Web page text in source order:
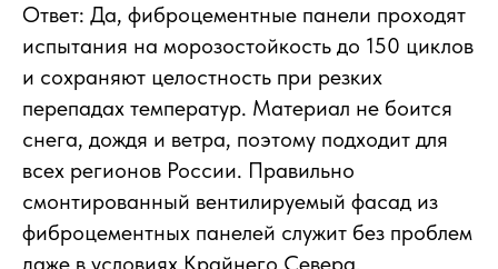
Ответ: Да, фиброцементные панели проходят
испытания на морозостойкость до 150 циклов
и сохраняют целостность при резких
перепадах температур. Материал не боится
снега, дождя и ветра, поэтому подходит для
всех регионов России. Правильно
смонтированный вентилируемый фасад из
фиброцементных панелей служит без проблем